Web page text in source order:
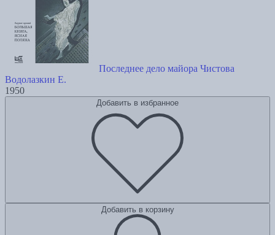
Последнее дело майора Чистова
Водолазкин Е.
1950
Добавить в избранное
Добавить в корзину